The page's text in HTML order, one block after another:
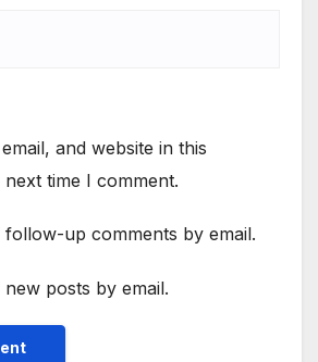
and website in this
time I comment.
up comments by email.
posts by email.